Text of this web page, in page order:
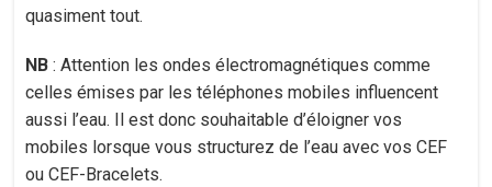
quasiment tout.
NB : Attention les ondes électromagnétiques comme
celles émises par les téléphones mobiles influencent
aussi l’eau. Il est donc souhaitable d’éloigner vos
mobiles lorsque vous structurez de l’eau avec vos CEF
ou CEF-Bracelets.